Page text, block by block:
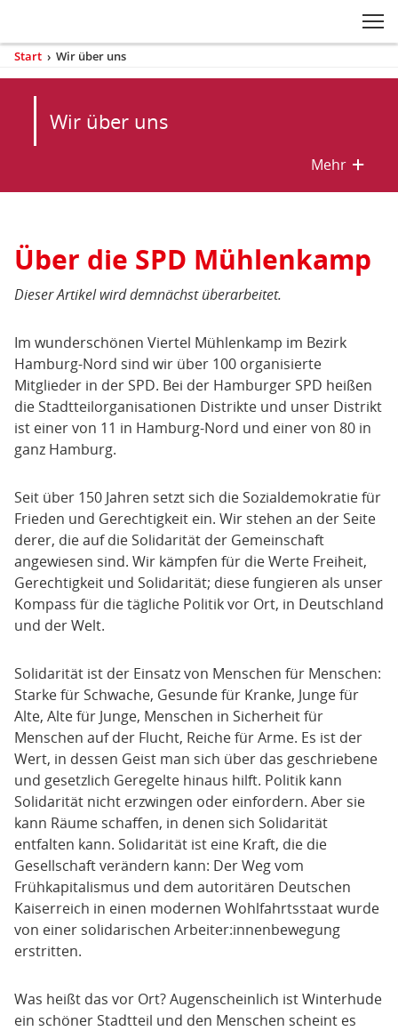
Navigation
Sie
sind
Start › Wir über uns
Inhaltsbereich
Wir über uns
Mehr
Wir
über
Über die SPD Mühlenkamp
Dieser Artikel wird demnächst überarbeitet.
Im wunderschönen Viertel Mühlenkamp im Bezirk
Hamburg-Nord sind wir über 100 organisierte
Mitglieder in der SPD. Bei der Hamburger SPD heißen
die Stadtteilorganisationen Distrikte und unser Distrikt
ist einer von 11 in Hamburg-Nord und einer von 80 in
ganz Hamburg.
Seit über 150 Jahren setzt sich die Sozialdemokratie für
Frieden und Gerechtigkeit ein. Wir stehen an der Seite
derer, die auf die Solidarität der Gemeinschaft
angewiesen sind. Wir kämpfen für die Werte Freiheit,
Gerechtigkeit und Solidarität; diese fungieren als unser
Kompass für die tägliche Politik vor Ort, in Deutschland
und der Welt.
Solidarität ist der Einsatz von Menschen für Menschen:
Starke für Schwache, Gesunde für Kranke, Junge für
Alte, Alte für Junge, Menschen in Sicherheit für
Menschen auf der Flucht, Reiche für Arme. Es ist der
Wert, in dessen Geist man sich über das geschriebene
und gesetzlich Geregelte hinaus hilft. Politik kann
Solidarität nicht erzwingen oder einfordern. Aber sie
kann Räume schaffen, in denen sich Solidarität
entfalten kann. Solidarität ist eine Kraft, die die
Gesellschaft verändern kann: Der Weg vom
Frühkapitalismus und dem autoritären Deutschen
Kaiserreich in einen modernen Wohlfahrtsstaat wurde
von einer solidarischen Arbeiter:innenbewegung
erstritten.
Was heißt das vor Ort? Augenscheinlich ist Winterhude
ein schöner Stadtteil und den Menschen scheint es